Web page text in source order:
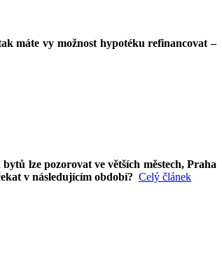
máte vy možnost hypotéku refinancovat –
lze pozorovat ve větších městech, Praha
v následujícím období? Celý článek